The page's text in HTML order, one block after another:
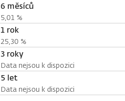
6 měsíců
5,01 %
1 rok
25,30 %
3 roky
Data nejsou k dispozici
5 let
Data nejsou k dispozici